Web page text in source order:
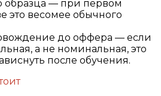
образца — при первом
это весомее обычного
до оффера — если
а не номинальная, это
после обучения.